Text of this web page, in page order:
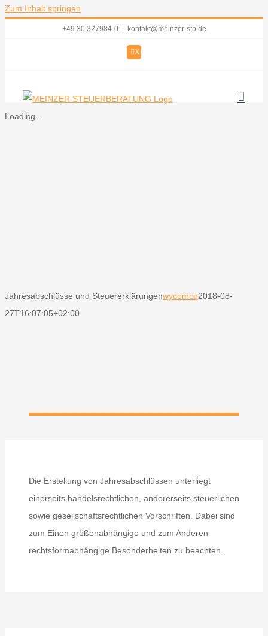
Zum Inhalt springen
+49 30 327984-0 kontakt@meinzer-stb.de
Xing
Loading...
Jahresabschlüsse und Steuererklärungenwycomco2018-08-
27T16:07:05+02:00
Die Erstellung von Jahresabschlüssen unterliegt
einerseits handelsrechtlichen, andererseits steuerlichen
sowie gesellschaftsrechtlichen Vorschriften. Dabei sind
zum Einen größenabhängige und zum Anderen
rechtsformabhängige Besonderheiten zu beachten.